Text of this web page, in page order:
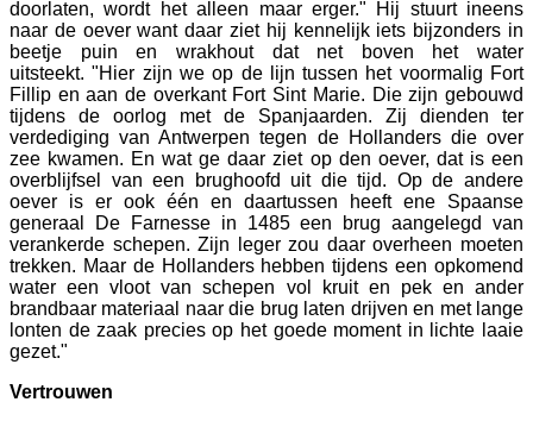
doorlaten, wordt het alleen maar erger." Hij stuurt ineens
naar de oever want daar ziet hij kennelijk iets bijzonders in
beetje puin en wrakhout dat net boven het water
uitsteekt. "Hier zijn we op de lijn tussen het voormalig Fort
Fillip en aan de overkant Fort Sint Marie. Die zijn gebouwd
tijdens de oorlog met de Spanjaarden. Zij dienden ter
verdediging van Antwerpen tegen de Hollanders die over
zee kwamen. En wat ge daar ziet op den oever, dat is een
overblijfsel van een brughoofd uit die tijd. Op de andere
oever is er ook één en daartussen heeft ene Spaanse
generaal De Farnesse in 1485 een brug aangelegd van
verankerde schepen. Zijn leger zou daar overheen moeten
trekken. Maar de Hollanders hebben tijdens een opkomend
water een vloot van schepen vol kruit en pek en ander
brandbaar materiaal naar die brug laten drijven en met lange
lonten de zaak precies op het goede moment in lichte laaie
gezet."
Vertrouwen